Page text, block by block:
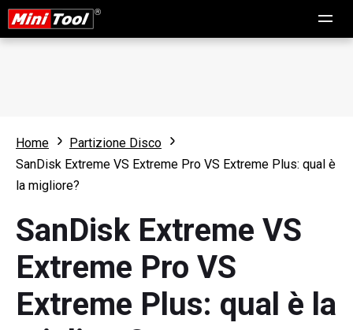
Home
Partizione Disco
SanDisk Extreme VS Extreme Pro VS Extreme Plus: qual è
la migliore?
SanDisk Extreme VS
Extreme Pro VS
Extreme Plus: qual è la